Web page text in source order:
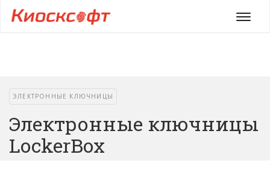
Меню
ЭЛЕКТРОННЫЕ КЛЮЧНИЦЫ
Электронные ключницы
LockerBox